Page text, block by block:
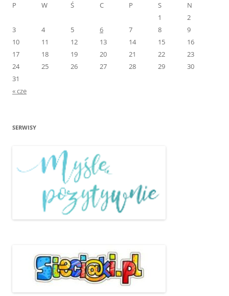
P
W Ś C P S
N
1
2
3
4 5 6 7 8
9
10
11 12 13 14 15
16
17
18 19 20 21 22
23
24
25 26 27 28 29
30
31
« cze
SERWISY